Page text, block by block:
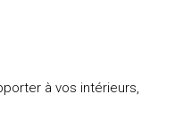
à vos intérieurs,